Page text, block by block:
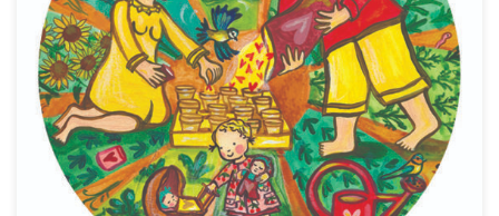
Samedi 7 mai, à 13h30, à la bibliothèque de Waimes Un potager,
ça rend heureux ! Emilie Hennen est une artiste qui voyage entre
deux cultures, de la culture de la terre à la culture artistique. Emilie
aime cultiver le terreau de sa créativité et y faire germer des
graines de […]